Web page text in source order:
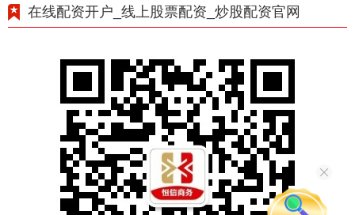
在线配资开户_线上股票配资_炒股配资官网